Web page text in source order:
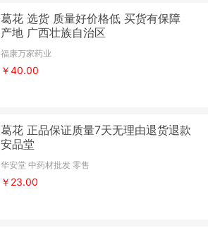
葛花 选货 质量好价格低 买货有保障
产地 广西壮族自治区
福康万家药业
￥40.00
葛花 正品保证质量7天无理由退货退款
安品堂
华安堂 中药材批发 零售
￥23.00